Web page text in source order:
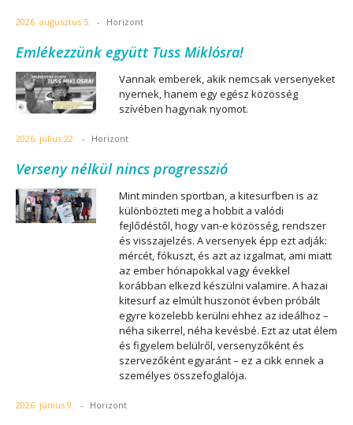
2026. augusztus 5. - Horizont
Emlékezzünk együtt Tuss Miklósra!
Vannak emberek, akik nemcsak versenyeket
nyernek, hanem egy egész közösség
szívében hagynak nyomot.
2026. július 22. - Horizont
Verseny nélkül nincs progresszió
Mint minden sportban, a kitesurfben is az
különbözteti meg a hobbit a valódi
fejlődéstől, hogy van-e közösség, rendszer
és visszajelzés. A versenyek épp ezt adják:
mércét, fókuszt, és azt az izgalmat, ami miatt
az ember hónapokkal vagy évekkel
korábban elkezd készülni valamire. A hazai
kitesurf az elmúlt huszonöt évben próbált
egyre közelebb kerülni ehhez az ideálhoz –
néha sikerrel, néha kevésbé. Ezt az utat élem
és figyelem belülről, versenyzőként és
szervezőként egyaránt – ez a cikk ennek a
személyes összefoglalója.
2026. június 9. - Horizont